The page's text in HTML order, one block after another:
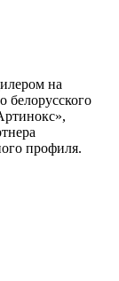
на
белорусского
профиля.